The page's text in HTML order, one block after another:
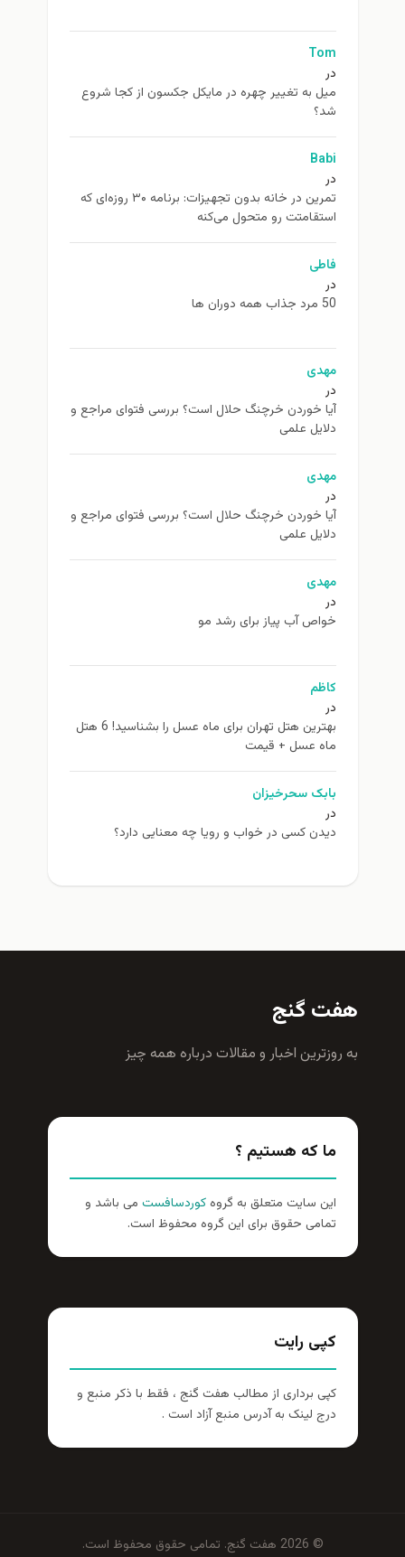
Tom
در
ميل به تغيير چهره در مایکل جکسون از كجا شروع
شد؟
Babi
در
تمرین در خانه بدون تجهیزات: برنامه ۳۰ روزه‌ای که
استقامتت رو متحول می‌کنه
فاطی
در
50 مرد جذاب همه دوران ها
مهدی
در
آیا خوردن خرچنگ حلال است؟ بررسی فتوای مراجع و
دلایل علمی
مهدی
در
آیا خوردن خرچنگ حلال است؟ بررسی فتوای مراجع و
دلایل علمی
مهدی
در
خواص آب پیاز برای رشد مو
کاظم
در
بهترین هتل تهران برای ماه عسل را بشناسید! 6 هتل
ماه عسل + قیمت
بابک سحرخیزان
در
دیدن کسی در خواب و رویا چه معنایی دارد؟
هفت گنج
به روزترين اخبار و مقالات درباره همه چيز
ما که هستیم ؟
این سایت متعلق به گروهکوردسافست می باشد و
تمامی حقوق برای این گروه محفوظ است.
کپی رایت
کپی برداری از مطالب هفت گنج ، فقط با ذکر منبع و
درج لینک به آدرس منبع آزاد است .
© 2026 هفت گنج. تمامی حقوق محفوظ است.